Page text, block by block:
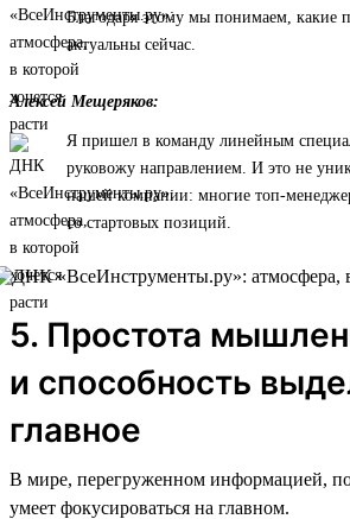
Благодаря этому мы понимаем, какие
актуальны сейчас.
Алексей Мещеряков:
Я пришел в команду линейным
руковожу направлением. И это не
нашей компании: многие топ-
со стартовых позиций.
5. Простота
и способность
главное
В мире, перегруженном информацией,
умеет фокусироваться на главном.